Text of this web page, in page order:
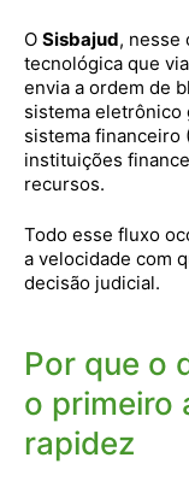
O Sisbajud, nesse
tecnológica que
envia a ordem de
sistema eletrônico
sistema financeiro
instituições
recursos.
Todo esse fluxo
a velocidade com
decisão judicial.
Por que o
o primeiro
rapidez